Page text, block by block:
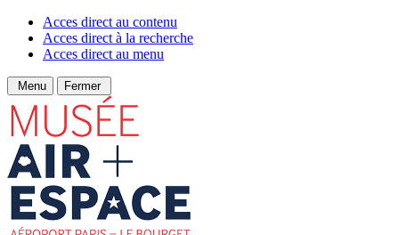
Acces direct au contenu
Acces direct à la recherche
Acces direct au menu
Menu Fermer